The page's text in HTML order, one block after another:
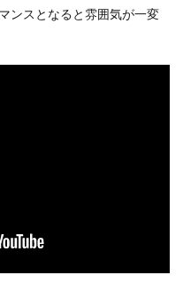
ンスとなると雰囲気が一変